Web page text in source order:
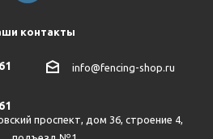
контакты
info@fencing-shop.ru
проспект, дом 36, строение 4,